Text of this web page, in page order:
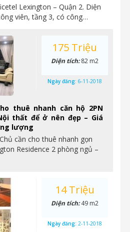
Lexington – Quận 2. Diện
viên, tầng 3, có công…
thuê nhanh căn hộ 2PN
thất để ở nên đẹp – Giá
lượng
cần cho thuê nhanh gọn
Residence 2 phòng ngủ –
175 Triệu
Diện tích:82 m2
Ngày đăng: 6-11-2018
14 Triệu
Diện tích:49 m2
Ngày đăng: 2-11-2018